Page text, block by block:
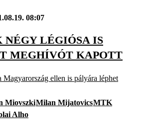
08:07
LÉGIÓSA IS
MEGHÍVÓT KAPOTT
ellen is pályára léphet
MiovszkiMilan MijatovicsMTK
Alho